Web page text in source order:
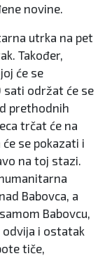
novine.
utrka na pet
Također,
će se
sati održat će se
prethodnih
trčat će na
se pokazati i
na toj stazi.
Babovca, a
Babovcu,
i ostatak
tiče,